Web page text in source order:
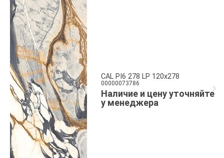
CAL PI6 278 LP 120x278
00000073786
Наличие и цену уточняйте
у менеджера